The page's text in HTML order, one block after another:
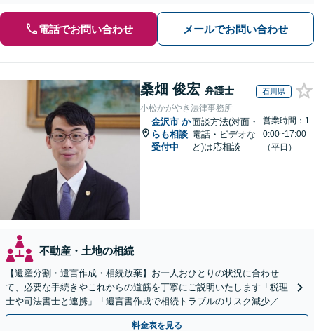
電話でお問い合わせ メールでお問い合わせ
桑畑 俊宏 弁護士 石川県
小松かがやき法律事務所
金沢市 か
らも相談
受付中
面談方法(対面・
電話・ビデオな
ど)は応相談
営業時間：1
0:00~17:00
（平日）
不動産・土地の相続
【遺産分割・遺言作成・相続放棄】お一人おひとりの状況に合わせ
て、必要な手続きやこれからの道筋を丁寧にご説明いたします「税理
士や司法書士と連携」「遺言書作成で相続トラブルのリスク減少／形
式や内容について丁寧にアドバイス」
料金表を見る